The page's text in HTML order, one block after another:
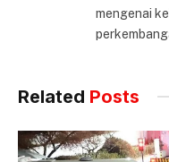
mengenai
Related Posts